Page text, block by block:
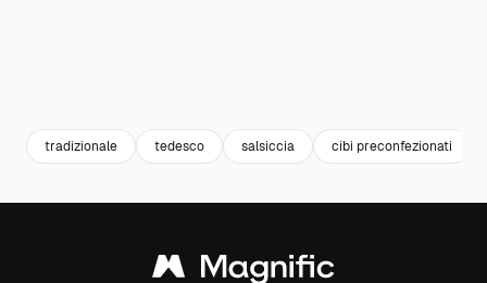
tradizionale tedesco salsiccia cibi preconfezionati